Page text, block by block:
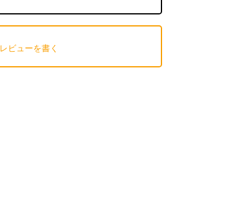
レビューを書く